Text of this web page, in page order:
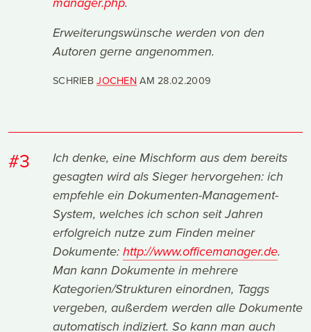
manager.php.
Erweiterungswünsche werden von den
Autoren gerne angenommen.
SCHRIEBJOCHEN AM28.02.2009
#3
Ich denke, eine Mischform aus dem bereits
gesagten wird als Sieger hervorgehen: ich
empfehle ein Dokumenten-Management-
System, welches ich schon seit Jahren
erfolgreich nutze zum Finden meiner
Dokumente: http://www.officemanager.de.
Man kann Dokumente in mehrere
Kategorien/Strukturen einordnen, Taggs
vergeben, außerdem werden alle Dokumente
automatisch indiziert. So kann man auch